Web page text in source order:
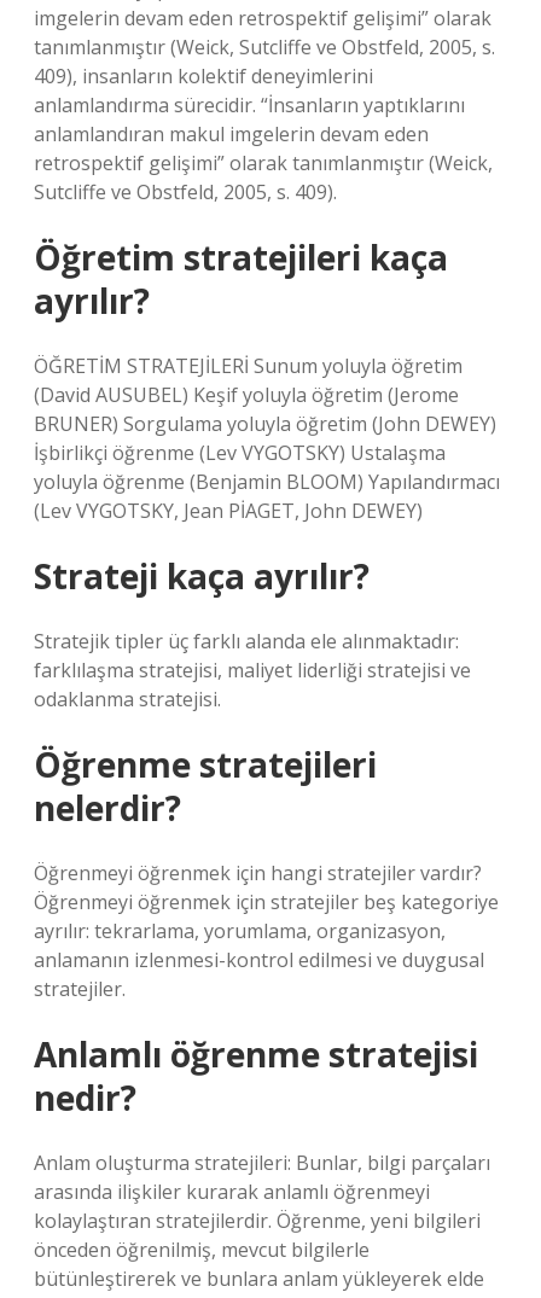
imgelerin devam eden retrospektif gelişimi” olarak
tanımlanmıştır (Weick, Sutcliffe ve Obstfeld, 2005, s.
409), insanların kolektif deneyimlerini
anlamlandırma sürecidir. “İnsanların yaptıklarını
anlamlandıran makul imgelerin devam eden
retrospektif gelişimi” olarak tanımlanmıştır (Weick,
Sutcliffe ve Obstfeld, 2005, s. 409).
Öğretim stratejileri kaça
ayrılır?
ÖĞRETİM STRATEJİLERİ Sunum yoluyla öğretim
(David AUSUBEL) Keşif yoluyla öğretim (Jerome
BRUNER) Sorgulama yoluyla öğretim (John DEWEY)
İşbirlikçi öğrenme (Lev VYGOTSKY) Ustalaşma
yoluyla öğrenme (Benjamin BLOOM) Yapılandırmacı
(Lev VYGOTSKY, Jean PİAGET, John DEWEY)
Strateji kaça ayrılır?
Stratejik tipler üç farklı alanda ele alınmaktadır:
farklılaşma stratejisi, maliyet liderliği stratejisi ve
odaklanma stratejisi.
Öğrenme stratejileri
nelerdir?
Öğrenmeyi öğrenmek için hangi stratejiler vardır?
Öğrenmeyi öğrenmek için stratejiler beş kategoriye
ayrılır: tekrarlama, yorumlama, organizasyon,
anlamanın izlenmesi-kontrol edilmesi ve duygusal
stratejiler.
Anlamlı öğrenme stratejisi
nedir?
Anlam oluşturma stratejileri: Bunlar, bilgi parçaları
arasında ilişkiler kurarak anlamlı öğrenmeyi
kolaylaştıran stratejilerdir. Öğrenme, yeni bilgileri
önceden öğrenilmiş, mevcut bilgilerle
bütünleştirerek ve bunlara anlam yükleyerek elde